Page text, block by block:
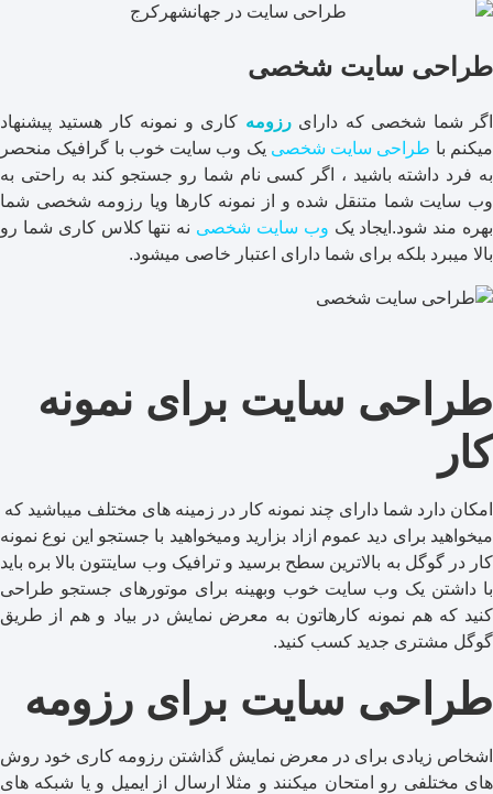
طراحی سایت شخصی
اگر شما شخصی که دارایرزومه کاری و نمونه کار هستید پیشنهاد
میکنم با طراحی سایت شخصی یک وب سایت خوب با گرافیک منحصر
به فرد داشته باشید ، اگر کسی نام شما رو جستجو کند به راحتی به
وب سایت شما متنقل شده و از نمونه کارها ویا رزومه شخصی شما
بهره مند شود.ایجاد یک وب سایت شخصی نه نتها کلاس کاری شما رو
بالا میبرد بلکه برای شما دارای اعتبار خاصی میشود.
طراحی سایت برای نمونه
کار
امکان دارد شما دارای چند نمونه کار در زمینه های مختلف میباشید که
میخواهید برای دید عموم ازاد بزارید ومیخواهید با جستجو این نوع نمونه
کار در گوگل به بالاترین سطح برسید و ترافیک وب سایتتون بالا بره باید
با داشتن یک وب سایت خوب وبهینه برای موتورهای جستجو طراحی
کنید که هم نمونه کارهاتون به معرض نمایش در بیاد و هم از طریق
گوگل مشتری جدید کسب کنید.
طراحی سایت برای رزومه
اشخاص زیادی برای در معرض نمایش گذاشتن رزومه کاری خود روش
های مختلفی رو امتحان میکنند و مثلا ارسال از ایمیل و یا شبکه های